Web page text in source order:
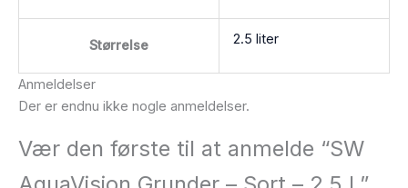
Størrelse 2.5 liter
Anmeldelser
Der er endnu ikke nogle anmeldelser.
Vær den første til at anmelde “SW